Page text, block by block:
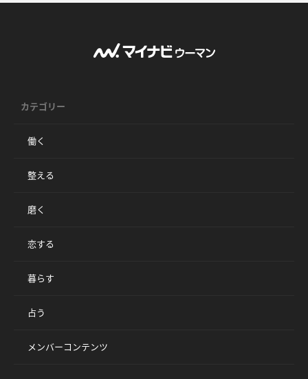
カテゴリー
働く
整える
磨く
恋する
暮らす
占う
メンバーコンテンツ